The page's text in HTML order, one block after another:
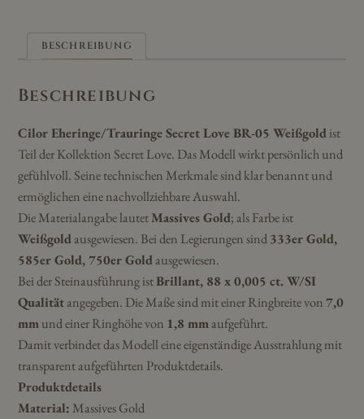
BESCHREIBUNG
Beschreibung
Cilor Eheringe/Trauringe Secret Love BR-05 Weißgoldist
Teil der Kollektion Secret Love. Das Modell wirkt persönlich und
gefühlvoll. Seine technischen Merkmale sind klar benannt und
ermöglichen eine nachvollziehbare Auswahl.
Die Materialangabe lautetMassives Gold; als Farbe ist
Weißgoldausgewiesen. Bei den Legierungen sind333er Gold,
585er Gold, 750er Goldausgewiesen.
Bei der Steinausführung istBrillant, 88 x 0,005 ct. W/SI
Qualitätangegeben. Die Maße sind mit einer Ringbreite von 7,0
mmund einer Ringhöhe von 1,8 mmaufgeführt.
Damit verbindet das Modell eine eigenständige Ausstrahlung mit
transparent aufgeführten Produktdetails.
Produktdetails
Material: Massives Gold